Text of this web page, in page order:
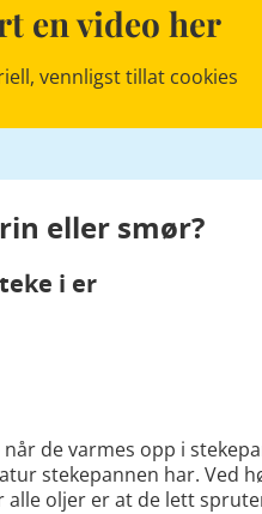
en video her
vennligst tillat cookies
eller smør?
i er
de varmes opp i
stekepannen har. Ved
alle oljer er at de lett